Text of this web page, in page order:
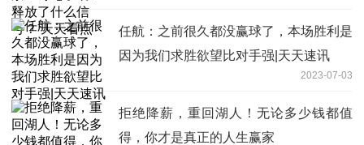
任航：之前很久都没赢球了，本场胜利是
因为我们求胜欲望比对手强|天天速讯
2023-07-03
拒绝降薪，重回湖人！无论多少钱都值
得，你才是真正的人生赢家